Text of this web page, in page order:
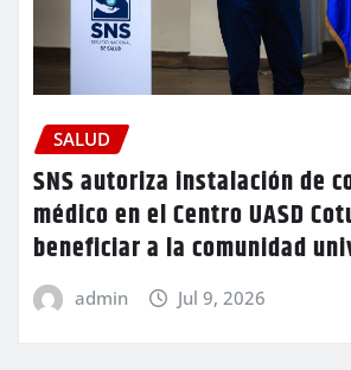
SALUD
SNS autoriza instalación de
médico en el Centro UASD
beneficiar a la comunidad
admin Jul 9, 2026